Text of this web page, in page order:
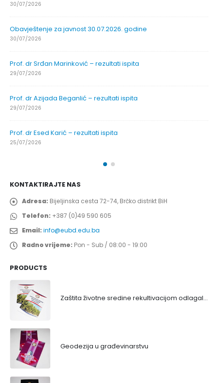
30/07/2026
Obavještenje za javnost 30.07.2026. godine
30/07/2026
Prof. dr Srđan Marinković – rezultati ispita
29/07/2026
Prof. dr Azijada Beganlić – rezultati ispita
29/07/2026
Prof. dr Esed Karić – rezultati ispita
25/07/2026
KONTAKTIRAJTE NAS
Adresa: Bijeljinska cesta 72-74, Brčko distrikt BiH
Telefon: +387 (0)49 590 605
Email:info@eubd.edu.ba
Radno vrijeme: Pon - Sub / 08:00 - 19:00
PRODUCTS
Zaštita životne sredine rekultivacijom odlagališta
Geodezija u građevinarstvu